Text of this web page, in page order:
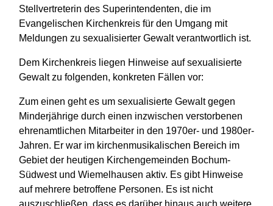
Stellvertreterin des Superintendenten, die im
Evangelischen Kirchenkreis für den Umgang mit
Meldungen zu sexualisierter Gewalt verantwortlich ist.
Dem Kirchenkreis liegen Hinweise auf sexualisierte
Gewalt zu folgenden, konkreten Fällen vor:
Zum einen geht es um sexualisierte Gewalt gegen
Minderjährige durch einen inzwischen verstorbenen
ehrenamtlichen Mitarbeiter in den 1970er- und 1980er-
Jahren. Er war im kirchenmusikalischen Bereich im
Gebiet der heutigen Kirchengemeinden Bochum-
Südwest und Wiemelhausen aktiv. Es gibt Hinweise
auf mehrere betroffene Personen. Es ist nicht
auszuschließen, dass es darüber hinaus auch weitere